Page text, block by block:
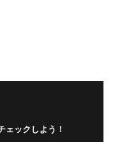
ジアプリの
ェックしよう！